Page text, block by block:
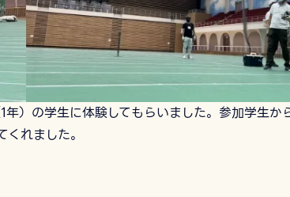
）の学生に体験してもらいました。参加学生か
れました。